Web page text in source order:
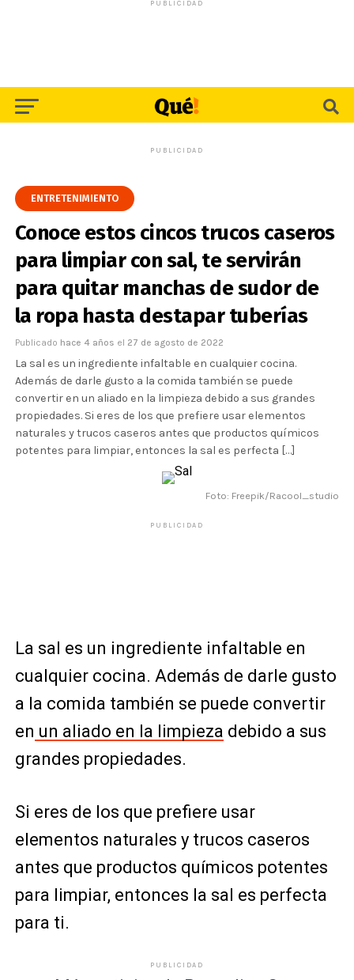
PUBLICIDAD
PUBLICIDAD
ENTRETENIMIENTO
Conoce estos cincos trucos caseros
para limpiar con sal, te servirán
para quitar manchas de sudor de
la ropa hasta destapar tuberías
Publicado hace 4 años el 27 de agosto de 2022
La sal es un ingrediente infaltable en cualquier cocina.
Además de darle gusto a la comida también se puede
convertir en un aliado en la limpieza debido a sus grandes
propiedades. Si eres de los que prefiere usar elementos
naturales y trucos caseros antes que productos químicos
potentes para limpiar, entonces la sal es perfecta […]
Foto: Freepik/Racool_studio
PUBLICIDAD
La sal es un ingrediente infaltable en
cualquier cocina. Además de darle gusto
a la comida también se puede convertir
en un aliado en la limpieza debido a sus
grandes propiedades.
Si eres de los que prefiere usar
elementos naturales y trucos caseros
antes que productos químicos potentes
para limpiar, entonces la sal es perfecta
para ti.
PUBLICIDAD